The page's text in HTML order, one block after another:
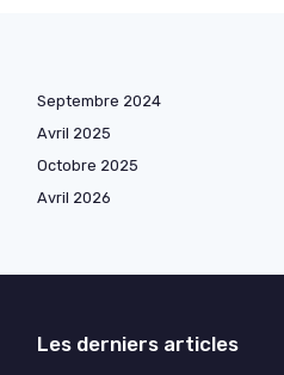
Septembre 2024
Avril 2025
Octobre 2025
Avril 2026
Les derniers articles